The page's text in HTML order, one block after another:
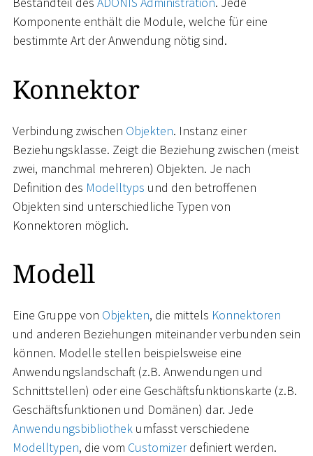
Komponente enthält die Module, welche für eine
bestimmte Art der Anwendung nötig sind.
Konnektor
Verbindung zwischen Objekten. Instanz einer
Beziehungsklasse. Zeigt die Beziehung zwischen (meist
zwei, manchmal mehreren) Objekten. Je nach
Definition des Modelltyps und den betroffenen
Objekten sind unterschiedliche Typen von
Konnektoren möglich.
Modell
Eine Gruppe von Objekten, die mittels Konnektoren
und anderen Beziehungen miteinander verbunden sein
können. Modelle stellen beispielsweise eine
Anwendungslandschaft (z.B. Anwendungen und
Schnittstellen) oder eine Geschäftsfunktionskarte (z.B.
Geschäftsfunktionen und Domänen) dar. Jede
Anwendungsbibliothek umfasst verschiedene
Modelltypen, die vom Customizerdefiniert werden.